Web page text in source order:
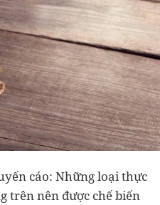
cáo: Những loại thực
trên nên được chế biến